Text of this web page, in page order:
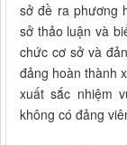
sở đề ra phương
sở thảo luận và
chức cơ sở và
đảng hoàn thành
xuất sắc nhiệm
không có đảng